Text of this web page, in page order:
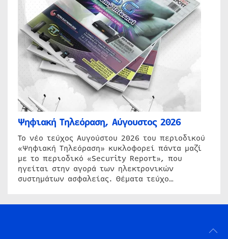
Ψηφιακή Τηλεόραση, Αύγουστος 2026
Το νέο τεύχος Αυγούστου 2026 του περιοδικού
«Ψηφιακή Τηλεόραση» κυκλοφορεί πάντα μαζί
με το περιοδικό «Security Report», που
ηγείται στην αγορά των ηλεκτρονικών
συστημάτων ασφαλείας. Θέματα τεύχο…